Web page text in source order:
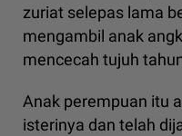
zuriat selepas lama
mengambil anak
mencecah tujuh
Anak perempuan itu
isterinya dan telah